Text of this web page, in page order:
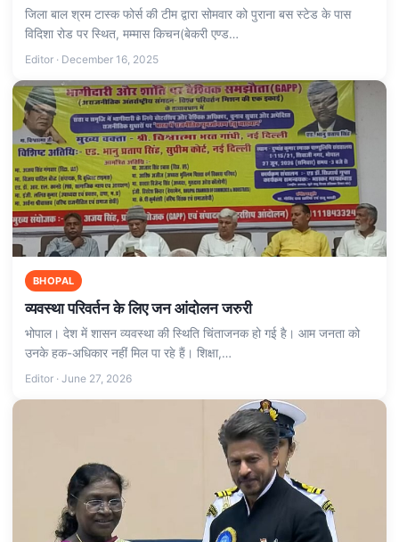
जिला बाल श्रम टास्‍क फोर्स की टीम द्वारा सोमवार को पुराना बस स्‍टेड के पास
विदिशा रोड पर स्थित, मम्मास किचन(बेकरी एण्‍ड…
Editor · December 16, 2025
BHOPAL
व्यवस्था परिवर्तन के लिए जन आंदोलन जरुरी
भोपाल। देश में शासन व्यवस्था की स्थिति चिंताजनक हो गई है। आम जनता को
उनके हक-अधिकार नहीं मिल पा रहे हैं। शिक्षा,…
Editor · June 27, 2026